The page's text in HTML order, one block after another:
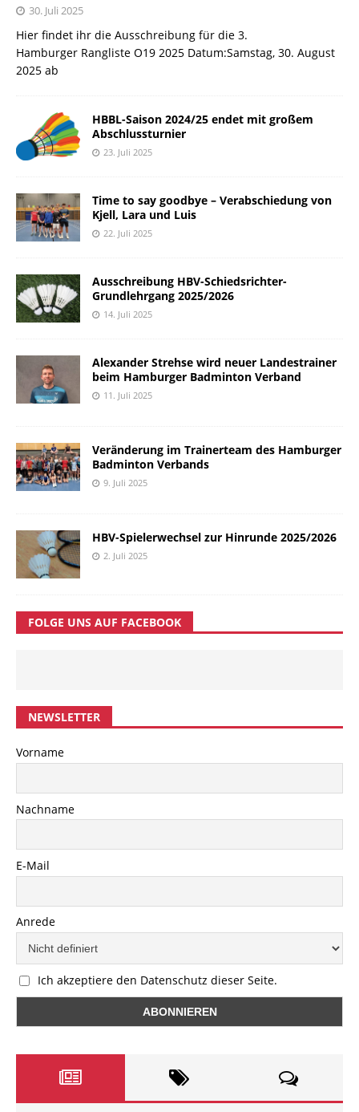
30. Juli 2025
Hier findet ihr die Ausschreibung für die 3.
Hamburger Rangliste O19 2025 Datum:Samstag, 30. August
2025 ab
HBBL-Saison 2024/25 endet mit großem
Abschlussturnier
23. Juli 2025
Time to say goodbye – Verabschiedung von
Kjell, Lara und Luis
22. Juli 2025
Ausschreibung HBV-Schiedsrichter-
Grundlehrgang 2025/2026
14. Juli 2025
Alexander Strehse wird neuer Landestrainer
beim Hamburger Badminton Verband
11. Juli 2025
Veränderung im Trainerteam des Hamburger
Badminton Verbands
9. Juli 2025
HBV-Spielerwechsel zur Hinrunde 2025/2026
2. Juli 2025
FOLGE UNS AUF FACEBOOK
NEWSLETTER
Vorname
Nachname
E-Mail
Anrede
Ich akzeptiere den Datenschutz dieser Seite.